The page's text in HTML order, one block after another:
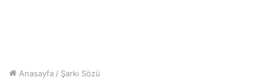
Anasayfa / Şarkı Sözü